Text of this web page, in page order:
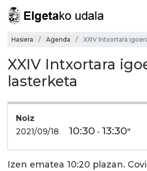
Hasiera Agenda XXIV Intxortara
XXIV Intxortara
lasterketa
Noiz
2021/09/18
10:30 - 13:30"
Izen ematea 10:20 plazan.